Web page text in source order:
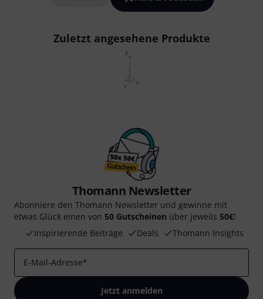
Zuletzt angesehene Produkte
Thomann Newsletter
Abonniere den Thomann Newsletter und gewinne mit
etwas Glück einen von 50 Gutscheinen über jeweils 50€!
Inspirierende Beiträge
Deals Thomann Insights
E-Mail-Adresse*
Jetzt anmelden